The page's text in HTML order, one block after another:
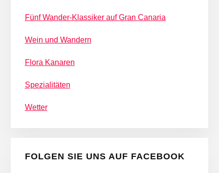
Fünf Wander-Klassiker auf Gran Canaria
Wein und Wandern
Flora Kanaren
Spezialitäten
Wetter
FOLGEN SIE UNS AUF FACEBOOK